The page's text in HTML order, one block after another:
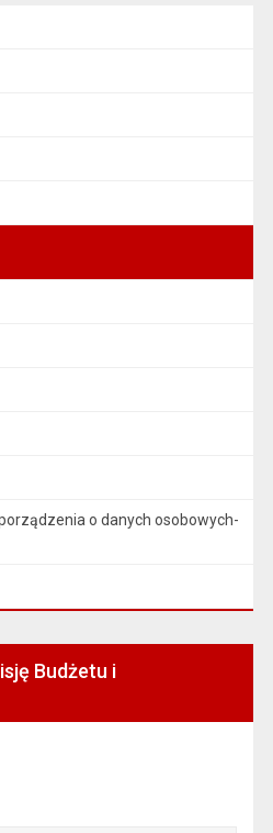
o danych osobowych-
Budżetu i